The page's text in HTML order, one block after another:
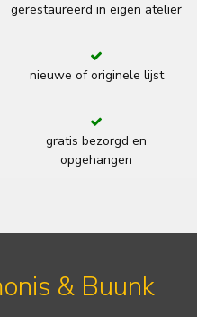
gerestaureerd in eigen atelier
nieuwe of originele lijst
gratis bezorgd en
opgehangen
& Buunk